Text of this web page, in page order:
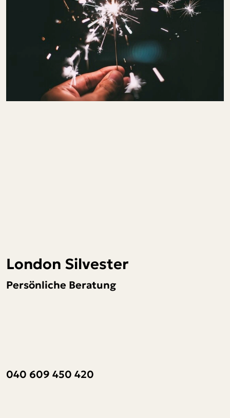
London Silvester
Persönliche Beratung
040 609 450 420